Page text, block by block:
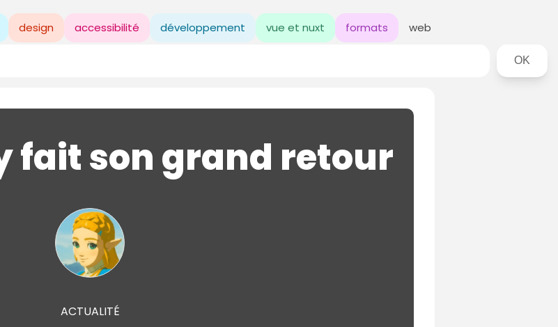
design accessibilité développement vue et nuxt formats web
Rechercher
fait son grand retour
ACTUALITÉ